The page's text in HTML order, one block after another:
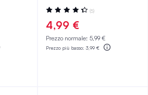
Valutazione:
88%
(5)
4,99 €
Prezzo normale: 5,99 €
Prezzo più basso: 3,99 €